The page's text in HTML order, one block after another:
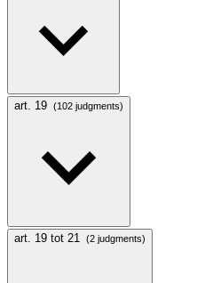
art. 19 (102 judgments)
art. 19 tot 21 (2 judgments)